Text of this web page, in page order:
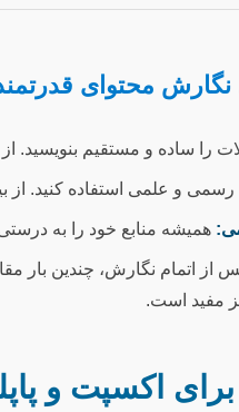
را ساده و مستقیم بنویسید.
رسمی و علمی استفاده کنید.
همیشه منابع خود را به
از اتمام نگارش، چندین بار
مفید است.
اکسپت و